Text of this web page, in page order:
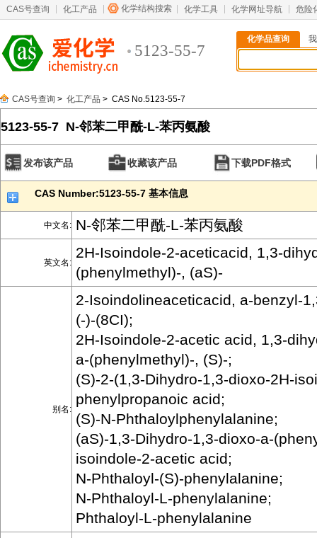
CAS号查询 化工产品 化学结构搜索 化学工具 化学网址导航 危险
5123-55-7
化学品查询
CAS号查询 > 化工产品 > CAS No.5123-55-7
5123-55-7 N-邻苯二甲酰-L-苯丙氨酸
发布该产品 收藏该产品 下载PDF格式
CAS Number:5123-55-7 基本信息
中文名: N-邻苯二甲酰-L-苯丙氨酸
英文名:
2H-Isoindole-2-aceticacid, 1,3-
(phenylmethyl)-, (aS)-
别名:
2-Isoindolineaceticacid, a-benzyl-
(-)-(8CI);
2H-Isoindole-2-acetic acid, 1,3-
a-(phenylmethyl)-, (S)-;
(S)-2-(1,3-Dihydro-1,3-dioxo-2H-
phenylpropanoic acid;
(S)-N-Phthaloylphenylalanine;
(aS)-1,3-Dihydro-1,3-dioxo-a-
isoindole-2-acetic acid;
N-Phthaloyl-(S)-phenylalanine;
N-Phthaloyl-L-phenylalanine;
Phthaloyl-L-phenylalanine